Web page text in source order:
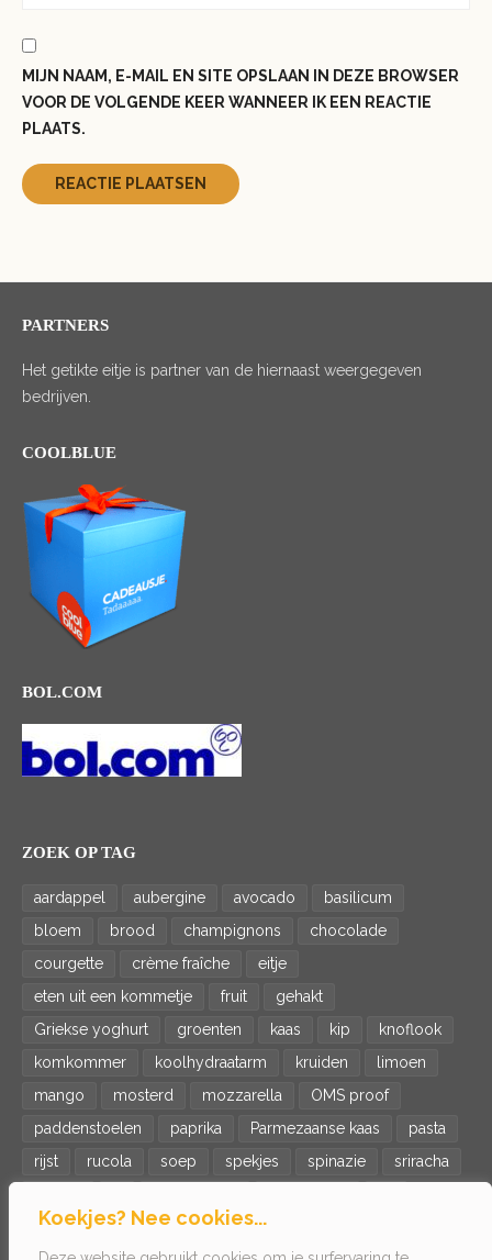
Koekjes? Nee cookies...
MIJN NAAM, E-MAIL EN SITE OPSLAAN IN DEZE BROWSER
VOOR DE VOLGENDE KEER WANNEER IK EEN REACTIE
PLAATS.
PARTNERS
Het getikte eitje is partner van de hiernaast weergegeven
bedrijven.
COOLBLUE
BOL.COM
ZOEK OP TAG
aardappel aubergine avocado
basilicum
bloem
brood champignons
chocolade
courgette
crème fraîche
eitje
eten uit een kommetje
fruit
gehakt
Griekse yoghurt
groenten kaas kip
knoflook
komkommer
koolhydraatarm kruiden
limoen
mango
mosterd mozzarella
OMS proof
paddenstoelen
paprika Parmezaanse kaas
pasta
rijst
rucola soep spekjes spinazie
sriracha
wortel
zalm zoete aardappel